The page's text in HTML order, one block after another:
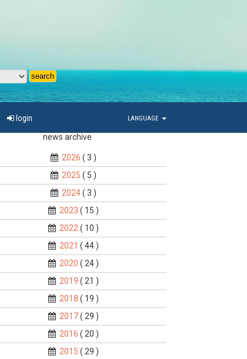
LANGUAGE
login
news archive
2026 ( 3 )
2025 ( 5 )
2024 ( 3 )
2023 ( 15 )
2022 ( 10 )
2021 ( 44 )
2020 ( 24 )
2019 ( 21 )
2018 ( 19 )
2017 ( 29 )
2016 ( 20 )
2015 ( 29 )